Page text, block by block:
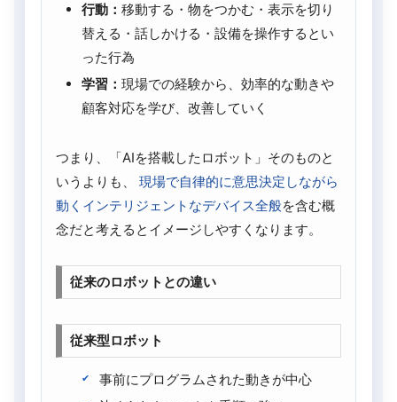
行動： 移動する・物をつかむ・表示を切り
替える・話しかける・設備を操作するとい
った行為
学習： 現場での経験から、効率的な動きや
顧客対応を学び、改善していく
つまり、「AIを搭載したロボット」そのものと
いうよりも、 現場で自律的に意思決定しながら
動くインテリジェントなデバイス全般を含む概
念だと考えるとイメージしやすくなります。
従来のロボットとの違い
従来型ロボット
事前にプログラムされた動きが中心